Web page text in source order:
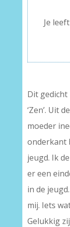
Je
Dit
‘Zen’. Uit
moeder
onderkant
jeugd. Ik
er een
in de
mij. Iets
Gelukkig